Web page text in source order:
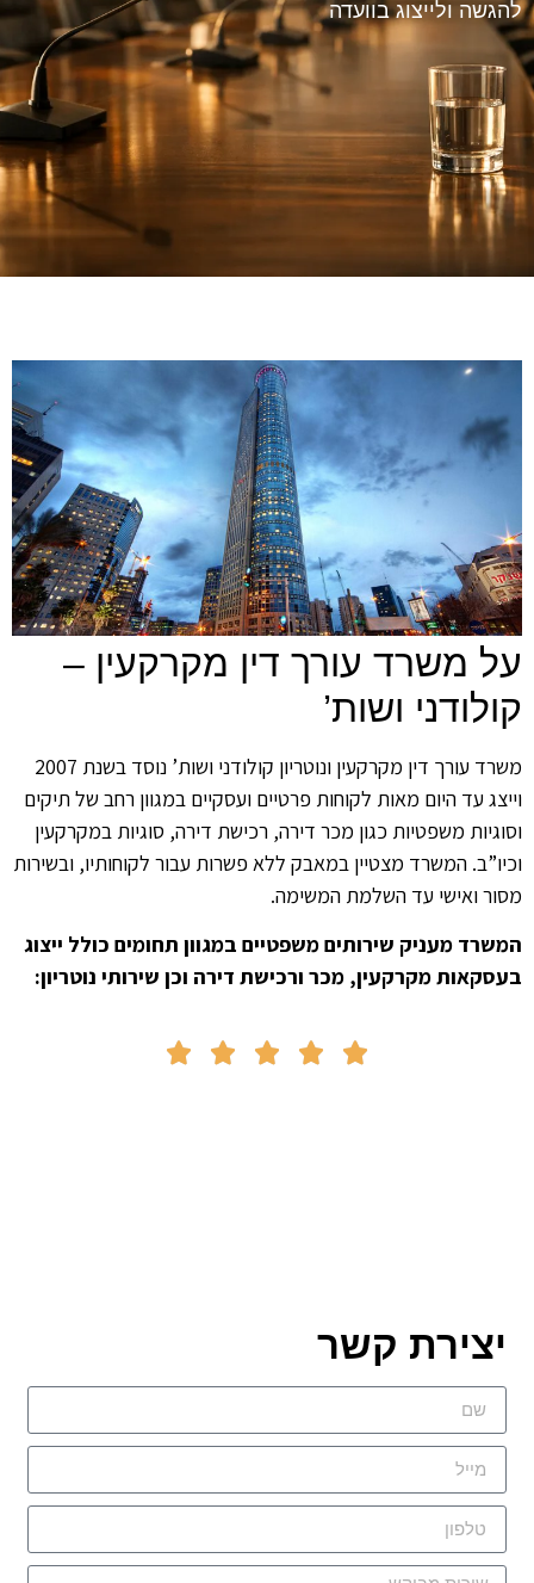
להגשה ולייצוג בוועדה
על משרד עורך דין מקרקעין –
קולודני ושות’
משרד עורך דין מקרקעין ונוטריון קולודני ושות’ נוסד בשנת 2007
וייצג עד היום מאות לקוחות פרטיים ועסקיים במגוון רחב של תיקים
וסוגיות משפטיות כגון מכר דירה, רכישת דירה, סוגיות במקרקעין
וכיו”ב. המשרד מצטיין במאבק ללא פשרות עבור לקוחותיו, ובשירות
מסור ואישי עד השלמת המשימה.
המשרד מעניק שירותים משפטיים במגוון תחומים כולל ייצוג
בעסקאות מקרקעין, מכר ורכישת דירה וכן שירותי נוטריון:





יצירת קשר